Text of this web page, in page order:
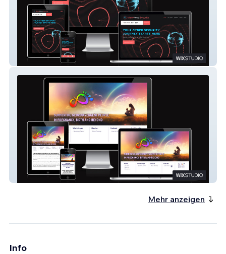
Micronova Security
ND Birth
Mehr anzeigen
Info